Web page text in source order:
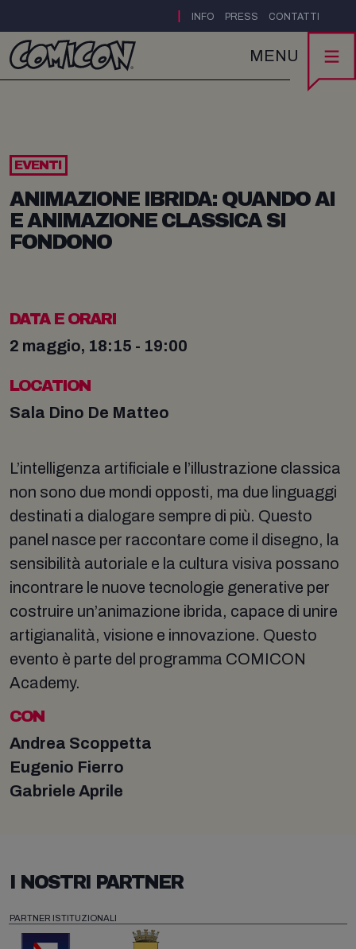
INFO PRESS CONTATTI
MENU
EVENTI
ANIMAZIONE IBRIDA: QUANDO AI
E ANIMAZIONE CLASSICA SI
FONDONO
DATA E ORARI
2 maggio, 18:15 - 19:00
LOCATION
Sala Dino De Matteo
L’intelligenza artificiale e l’illustrazione classica
non sono due mondi opposti, ma due linguaggi
destinati a dialogare sempre di più. Questo
panel nasce per raccontare come il disegno, la
sensibilità autoriale e la cultura visiva possano
incontrare le nuove tecnologie generative per
costruire un’animazione ibrida, capace di unire
artigianalità, visione e innovazione. Questo
evento è parte del programma COMICON
Academy.
CON
Andrea Scoppetta
Eugenio Fierro
Gabriele Aprile
I NOSTRI PARTNER
PARTNER ISTITUZIONALI